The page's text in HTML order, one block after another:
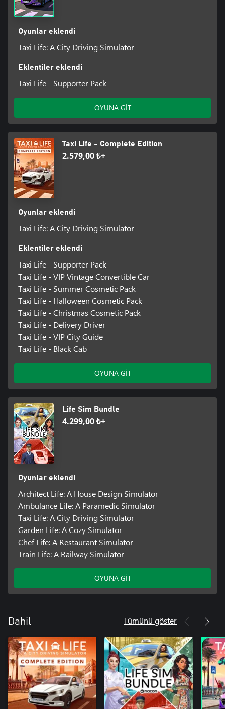
Oyunlar eklendi
Taxi Life: A City Driving Simulator
Eklentiler eklendi
Taxi Life - Supporter Pack
OYUNA GİT
Taxi Life - Complete Edition
2.579,00 ₺+
Oyunlar eklendi
Taxi Life: A City Driving Simulator
Eklentiler eklendi
Taxi Life - Supporter Pack
Taxi Life - VIP Vintage Convertible Car
Taxi Life - Summer Cosmetic Pack
Taxi Life - Halloween Cosmetic Pack
Taxi Life - Christmas Cosmetic Pack
Taxi Life - Delivery Driver
Taxi Life - VIP City Guide
Taxi Life - Black Cab
OYUNA GİT
Life Sim Bundle
4.299,00 ₺+
Oyunlar eklendi
Architect Life: A House Design Simulator
Ambulance Life: A Paramedic Simulator
Taxi Life: A City Driving Simulator
Garden Life: A Cozy Simulator
Chef Life: A Restaurant Simulator
Train Life: A Railway Simulator
OYUNA GİT
Dahil Tümünü göster